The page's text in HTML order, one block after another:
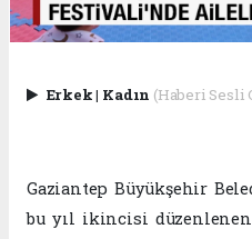
Erkek| Kadın (Haberi Sesli
Gaziantep Büyükşehir
bu yıl ikincisi düzenlenen